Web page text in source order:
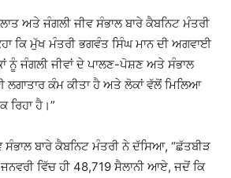
ਅਤੇ ਜੰਗਲੀ ਜੀਵ ਸੰਭਾਲ ਬਾਰੇ ਕੈਬਨਿਟ ਮੰਤਰੀ
ਕਿ ਮੁੱਖ ਮੰਤਰੀ ਭਗਵੰਤ ਸਿੰਘ ਮਾਨ ਦੀ ਅਗਵਾਈ
ਨੂੰ ਜੰਗਲੀ ਜੀਵਾਂ ਦੇ ਪਾਲਣ-ਪੋਸ਼ਣ ਅਤੇ ਸੰਭਾਲ
ਕੰਮ ਕੀਤਾ ਹੈ ਅਤੇ ਲੋਕਾਂ ਵੱਲੋਂ ਮਿਲਿਆ
ਰਿਹਾ ਹੈ।”
ਬਾਰੇ ਕੈਬਨਿਟ ਮੰਤਰੀ ਨੇ ਦੱਸਿਆ, “ਛੱਤਬੀੜ
ਵਿੱਚ ਹੀ 48,719 ਸੈਲਾਨੀ ਆਏ, ਜਦੋਂ ਕਿ